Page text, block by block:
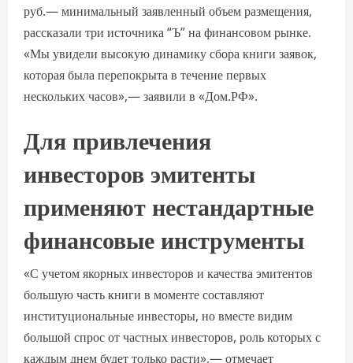
руб.— минимальный заявленный объем размещения,
рассказали три источника “Ъ” на финансовом рынке.
«Мы увидели высокую динамику сбора книги заявок,
которая была перепокрыта в течение первых
нескольких часов»,— заявили в «Дом.РФ».
Для привлечения
инвесторов эмитенты
применяют нестандартные
финансовые инструменты
«С учетом якорных инвесторов и качества эмитентов
большую часть книги в моменте составляют
институциональные инвесторы, но вместе видим
большой спрос от частных инвесторов, роль которых с
каждым днем будет только расти»,— отмечает